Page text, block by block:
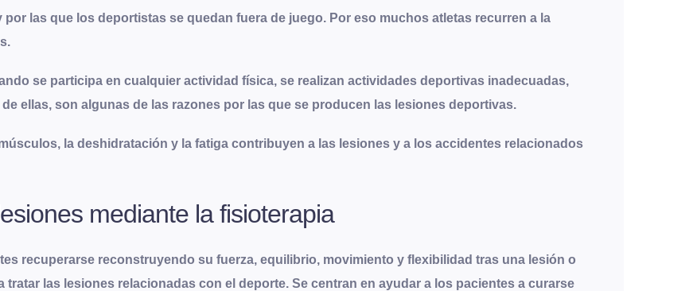
las que los deportistas se quedan fuera de juego. Por eso muchos atletas recurren a la
se participa en cualquier actividad física, se realizan actividades deportivas inadecuadas,
ellas, son algunas de las razones por las que se producen las lesiones deportivas.
la deshidratación y la fatiga contribuyen a las lesiones y a los accidentes relacionados
mediante la fisioterapia
recuperarse reconstruyendo su fuerza, equilibrio, movimiento y flexibilidad tras una lesión o
las lesiones relacionadas con el deporte. Se centran en ayudar a los pacientes a curarse